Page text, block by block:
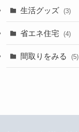
生活グッズ (3)
省エネ住宅 (4)
間取りをみる (5)